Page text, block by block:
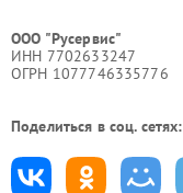
ООО "Русервис"
ИНН 7702633247
ОГРН 1077746335776
Поделиться в соц. сетях: